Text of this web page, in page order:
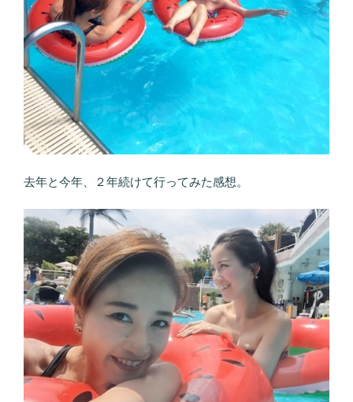
去年と今年、２年続けて行ってみた感想。